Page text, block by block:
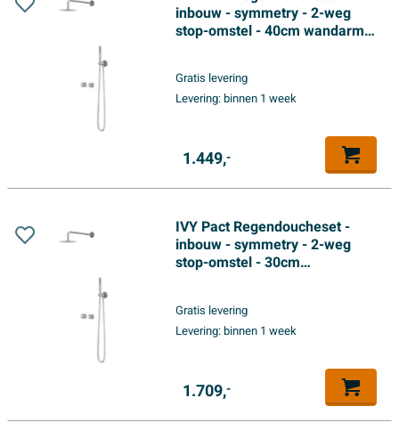
inbouw - symmetry - 2-weg
stop-omstel - 40cm wandarm -
doucheslang - satin spray
handdouche - Chroom
Gratis levering
Levering:binnen 1 week
1.449,-
IVY Pact Regendoucheset -
inbouw - symmetry - 2-weg
stop-omstel - 30cm
uitlaat - 150cm doucheslang -
satin spray handdouche -
Gratis levering
Levering:binnen 1 week
1.709,-